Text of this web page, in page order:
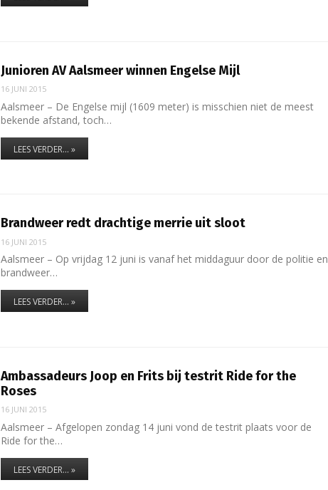
Junioren AV Aalsmeer winnen Engelse Mijl
16 JUNI 2015
Aalsmeer – De Engelse mijl (1609 meter) is misschien niet de meest
bekende afstand, toch…
LEES VERDER... »
Brandweer redt drachtige merrie uit sloot
16 JUNI 2015
Aalsmeer – Op vrijdag 12 juni is vanaf het middaguur door de politie en
brandweer…
LEES VERDER... »
Ambassadeurs Joop en Frits bij testrit Ride for the
Roses
16 JUNI 2015
Aalsmeer – Afgelopen zondag 14 juni vond de testrit plaats voor de
Ride for the…
LEES VERDER... »